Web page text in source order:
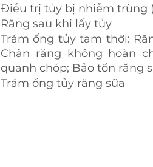
Điều trị tủy bị nhiễm trùng
Răng sau khi lấy tủy
Trám ống tủy tạm thời:
Chân răng không hoàn
quanh chóp; Bảo tồn răng
Trám ống tủy răng sữa